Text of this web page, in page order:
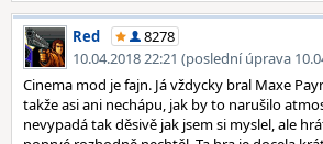
Red
8278
10.04.2018 22:21 (poslední úprava
Cinema mod je fajn. Já vždycky bral Maxe
takže asi ani nechápu, jak by to narušilo
nevypadá tak děsivě jak jsem si myslel, ale